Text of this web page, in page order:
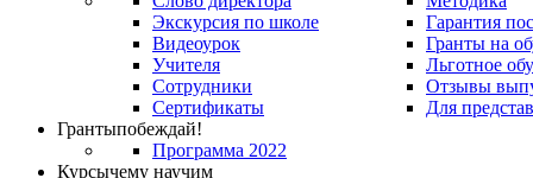
Экскурсия по школе
Видеоурок
Учителя
Сотрудники
Сертификаты
Гарантия
Гранты на
Льготное
Отзывы
Для
Грантыпобеждай!
Программа 2022
Курсычему научим